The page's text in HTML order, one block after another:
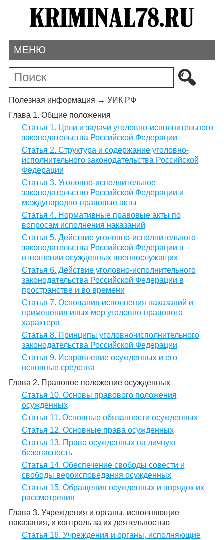
МЕНЮ
Полезная информация → УИК РФ
Глава 1. Общие положения
Статья 1. Цели и задачи уголовно-исполнительного
законодательства Российской Федерации
Статья 2. Структура и содержание уголовно-
исполнительного законодательства Российской
Федерации
Статья 3. Уголовно-исполнительное
законодательство Российской Федерации и
международно-правовые акты
Статья 4. Нормативные правовые акты по
вопросам исполнения наказаний
Статья 5. Действие уголовно-исполнительного
законодательства Российской Федерации в
отношении осужденных военнослужащих
Статья 6. Действие уголовно-исполнительного
законодательства Российской Федерации в
пространстве и во времени
Статья 7. Основания исполнения наказаний и
применения иных мер уголовно-правового
характера
Статья 8. Принципы уголовно-исполнительного
законодательства Российской Федерации
Статья 9. Исправление осужденных и его
основные средства
Глава 2. Правовое положение осужденных
Статья 10. Основы правового положения
осужденных
Статья 11. Основные обязанности осужденных
Статья 12. Основные права осужденных
Статья 13. Право осужденных на личную
безопасность
Статья 14. Обеспечение свободы совести и
свободы вероисповедания осужденных
Статья 15. Обращения осужденных и порядок их
рассмотрения
Глава 3. Учреждения и органы, исполняющие
наказания, и контроль за их деятельностью
Статья 16. Учреждения и органы, исполняющие